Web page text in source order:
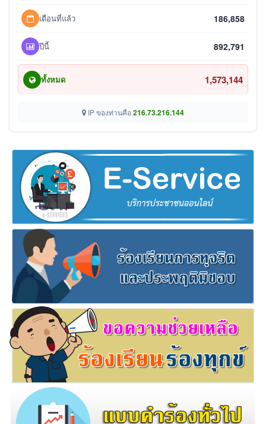
เดือนที่แล้ว 186,858
ปีนี้ 892,791
ทั้งหมด 1,573,144
IP ของท่านคือ 216.73.216.144